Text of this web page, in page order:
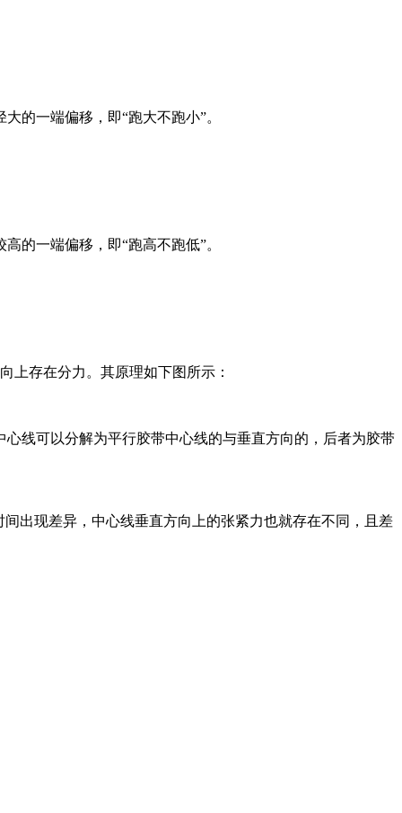
的一端偏移，即“跑大不跑小”。
的一端偏移，即“跑高不跑低”。
上存在分力。其原理如下图所示：
线可以分解为平行胶带中心线的与垂直方向的，后者为胶带
出现差异，中心线垂直方向上的张紧力也就存在不同，且差